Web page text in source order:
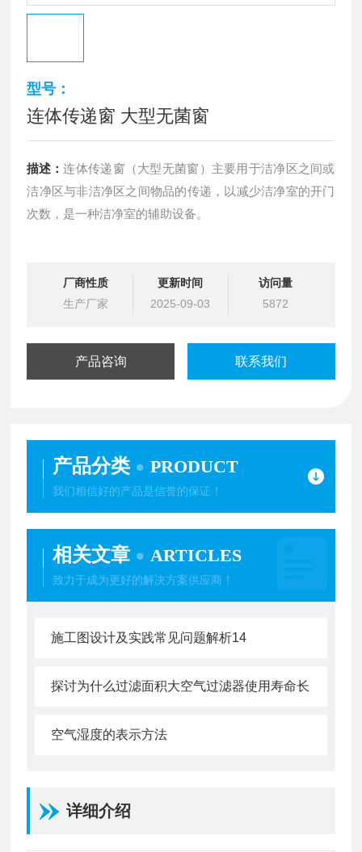
型号：
连体传递窗 大型无菌窗
描述：连体传递窗（大型无菌窗）主要用于洁净区之间或
洁净区与非洁净区之间物品的传递，以减少洁净室的开门
次数，是一种洁净室的辅助设备。
厂商性质
生产厂家
更新时间
2025-09-03
访问量
5872
产品咨询 联系我们
产品分类 PRODUCT
我们相信好的产品是信誉的保证！
相关文章 ARTICLES
致力于成为更好的解决方案供应商！
施工图设计及实践常见问题解析14
探讨为什么过滤面积大空气过滤器使用寿命长
空气湿度的表示方法
详细介绍